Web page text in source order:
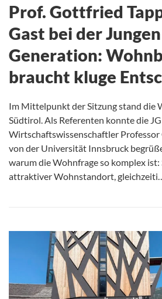
Prof. Gottfried
Gast bei der Jungen
Generation:
braucht kluge
Im Mittelpunkt der Sitzung stand die
Südtirol. Als Referenten konnte die
Wirtschaftswissenschaftler
von der Universität Innsbruck
warum die Wohnfrage so komplex
attraktiver Wohnstandort, gleichzeiti…